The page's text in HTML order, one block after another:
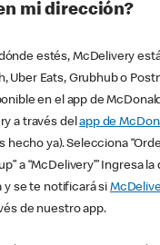
mi dirección?
estés, McDelivery
Uber Eats, Grubhub o
en el app de
a través delapp de
hecho ya). Selecciona
a “McDelivery’” Ingresa
y se te notificará si
de nuestro app.